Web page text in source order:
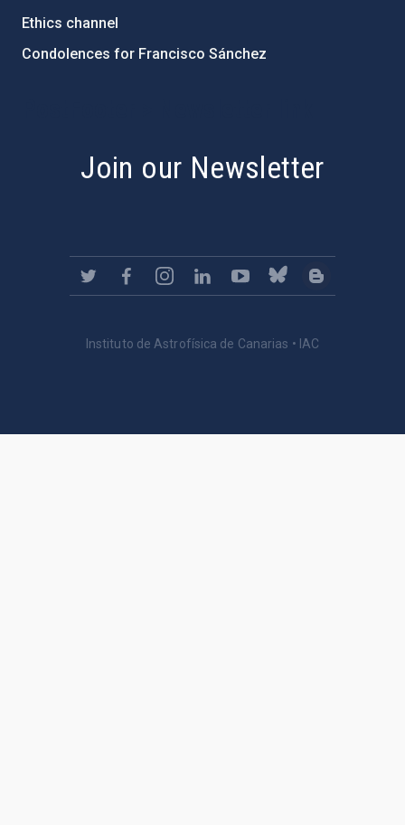
Ethics channel
Condolences for Francisco Sánchez
Join our Newsletter
Instituto de Astrofísica de Canarias • IAC